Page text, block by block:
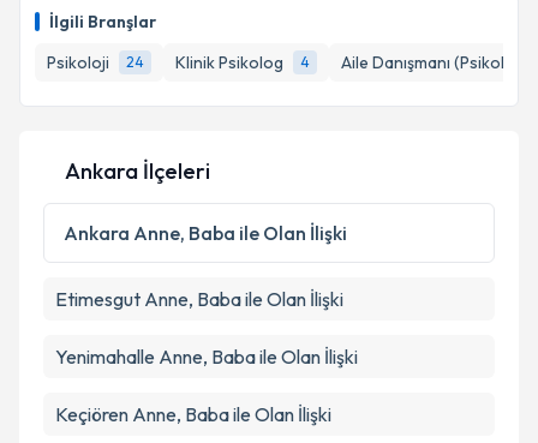
İlgili Branşlar
Psikoloji
24 Klinik Psikolog 4 Aile Danışmanı (Psikolog)
takvim hazırlandığında e-posta ile bilgilendireceğiz.
E-posta Adresiniz
Kişisel verilerimin işlenmesine ilişkinAydınlatma
Metni
'ni okudum ve kişisel verilerimin belirtilen
kapsamda işlenmesini kabul ediyorum.
Ankara İlçeleri
Ankara Anne, Baba ile Olan İlişki
Etimesgut Anne, Baba ile Olan İlişki
Yenimahalle Anne, Baba ile Olan İlişki
Keçiören Anne, Baba ile Olan İlişki